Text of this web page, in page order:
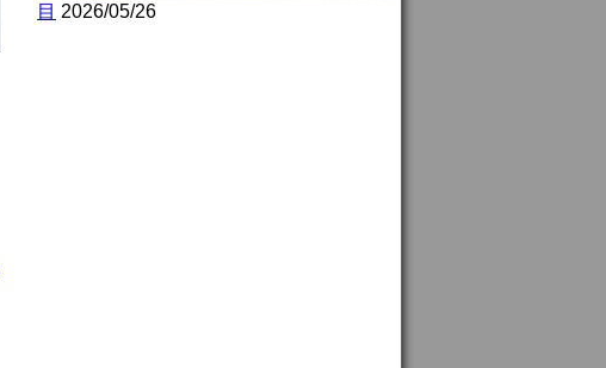
目 2026/05/26